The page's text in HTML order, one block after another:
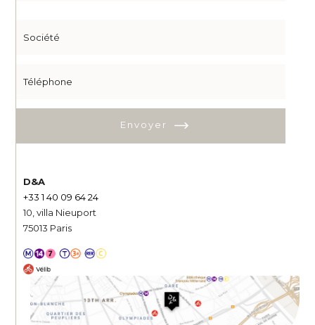
Envoyer
D&A
+33 1 40 09 64 24
10, villa Nieuport
75013 Paris